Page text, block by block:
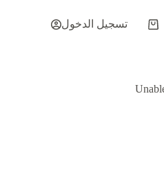
عربة
تسجيل الدخول